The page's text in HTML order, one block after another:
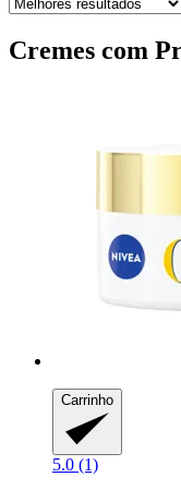
Cremes com
Carrinho
5.0 (1)